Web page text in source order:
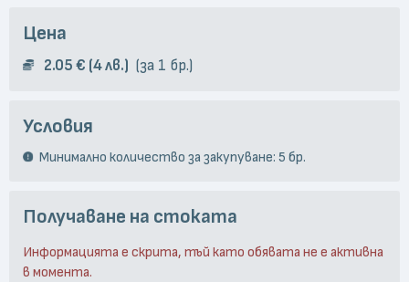
Цена
2.05 € (4 лв.) за 1 бр.
Условия
Минимално количество за закупуване: 5 бр.
Получаване на стоката
Информацията е скрита, тъй като обявата не е активна
в момента.